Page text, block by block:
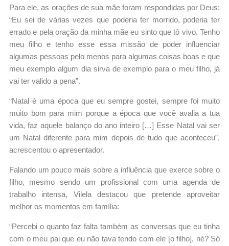
Para ele, as orações de sua mãe foram respondidas por Deus:
“Eu sei de várias vezes que poderia ter morrido, poderia ter
errado e pela oração da minha mãe eu sinto que tô vivo. Tenho
meu filho e tenho esse essa missão de poder influenciar
algumas pessoas pelo menos para algumas coisas boas e que
meu exemplo algum dia sirva de exemplo para o meu filho, já
vai ter valido a pena”.
“Natal é uma época que eu sempre gostei, sempre foi muito
muito bom para mim porque a época que você avalia a tua
vida, faz aquele balanço do ano inteiro […] Esse Natal vai ser
um Natal diferente para mim depois de tudo que aconteceu”,
acrescentou o apresentador.
Falando um pouco mais sobre a influência que exerce sobre o
filho, mesmo sendo um profissional com uma agenda de
trabalho intensa, Vilela destacou que pretende aproveitar
melhor os momentos em família:
“Percebi o quanto faz falta também as conversas que eu tinha
com o meu pai que eu não tava tendo com ele [o filho], né? Só